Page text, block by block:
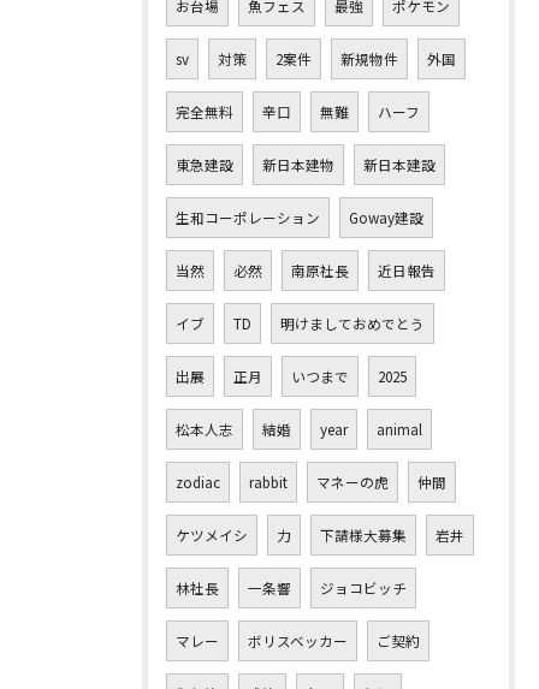
お台場 魚フェス 最強 ポケモン
sv 対策 2案件 新規物件 外国
完全無料 辛口 無難 ハーフ
東急建設 新日本建物 新日本建設
生和コーポレーション Goway建設
当然 必然 南原社長 近日報告
イブ TD 明けましておめでとう
出展 正月 いつまで 2025
松本人志 結婚 year animal
zodiac rabbit マネーの虎 仲間
ケツメイシ 力 下請様大募集 岩井
林社長 一条響 ジョコビッチ
マレー ボリスベッカー ご契約